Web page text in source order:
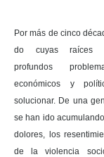
Por más de cinco
do cuyas raíces
profundos
económicos y
solucionar. De una
se han ido
dolores, los
de la violencia